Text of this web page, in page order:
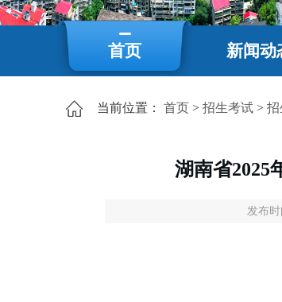
首页 新闻动
当前位置： 首页 > 招生考试 > 招
湖南省2025
发布时